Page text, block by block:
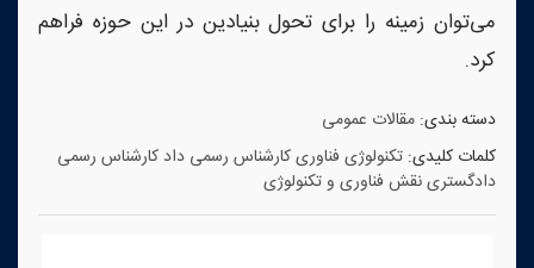
می‌توان زمینه را برای تحول بنیادین در این حوزه فراهم
کرد.
دسته بندی:مقالات عمومی
کلمات کلیدی:تکنولوژی فناوریکارشناس رسمی داد کارشناس رسمی
دادگسترینقش فناوری و تکنولوژی